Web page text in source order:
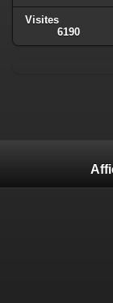
Visites
6190